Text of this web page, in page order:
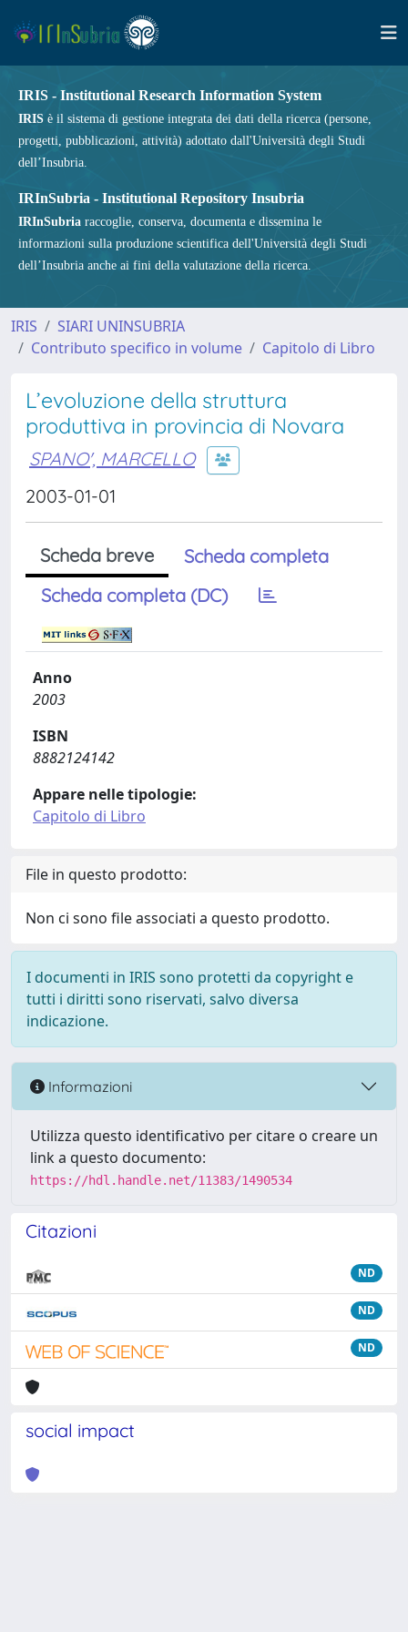
IRIS - Institutional Research Information System
IRIS è il sistema di gestione integrata dei dati della ricerca (persone,
progetti, pubblicazioni, attività) adottato dall'Università degli Studi
dell’Insubria.
IRInSubria - Institutional Repository Insubria
IRInSubria raccoglie, conserva, documenta e dissemina le
informazioni sulla produzione scientifica dell'Università degli Studi
dell’Insubria anche ai fini della valutazione della ricerca.
IRIS
SIARI UNINSUBRIA
Contributo specifico in volume
Capitolo di Libro
L’evoluzione della struttura
produttiva in provincia di Novara
SPANO', MARCELLO
2003-01-01
Scheda breve
Scheda completa
Scheda completa (DC)
Anno
2003
ISBN
8882124142
Appare nelle tipologie:
Capitolo di Libro
File in questo prodotto:
Non ci sono file associati a questo prodotto.
I documenti in IRIS sono protetti da copyright e
tutti i diritti sono riservati, salvo diversa
indicazione.
Informazioni
Utilizza questo identificativo per citare o creare un
link a questo documento:
https://hdl.handle.net/11383/1490534
Citazioni
ND
ND
ND
social impact